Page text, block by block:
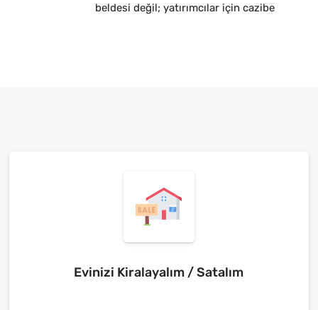
beldesi değil; yatırımcılar için cazibe
Evinizi Kiralayalım / Satalım